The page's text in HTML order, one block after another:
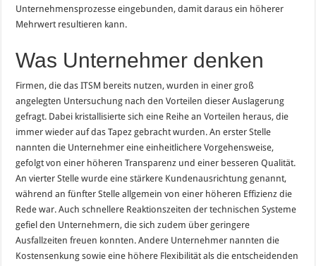
Unternehmensprozesse eingebunden, damit daraus ein höherer
Mehrwert resultieren kann.
Was Unternehmer denken
Firmen, die das ITSM bereits nutzen, wurden in einer groß
angelegten Untersuchung nach den Vorteilen dieser Auslagerung
gefragt. Dabei kristallisierte sich eine Reihe an Vorteilen heraus, die
immer wieder auf das Tapez gebracht wurden. An erster Stelle
nannten die Unternehmer eine einheitlichere Vorgehensweise,
gefolgt von einer höheren Transparenz und einer besseren Qualität.
An vierter Stelle wurde eine stärkere Kundenausrichtung genannt,
während an fünfter Stelle allgemein von einer höheren Effizienz die
Rede war. Auch schnellere Reaktionszeiten der technischen Systeme
gefiel den Unternehmern, die sich zudem über geringere
Ausfallzeiten freuen konnten. Andere Unternehmer nannten die
Kostensenkung sowie eine höhere Flexibilität als die entscheidenden